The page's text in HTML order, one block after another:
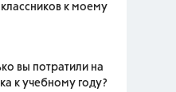
к моему
вы потратили на
к учебному году?